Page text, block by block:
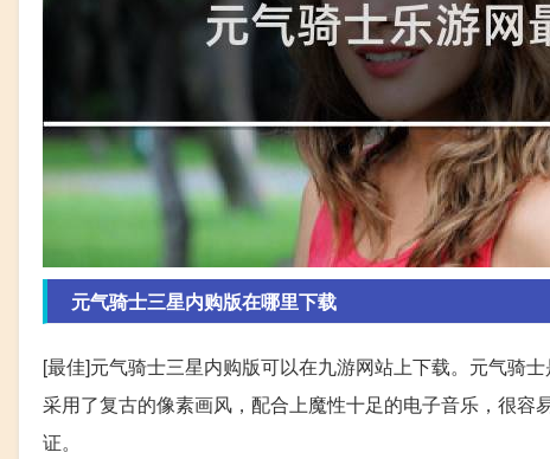
元气骑士三星内购版在哪里下载
[最佳]元气骑士三星内购版可以在九游网站上下载。元气骑
采用了复古的像素画风，配合上魔性十足的电子音乐，很
证。